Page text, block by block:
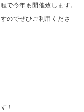
で今年も開催致します。
のでぜひご利用くださ
！